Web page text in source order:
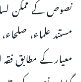
نصوص کے ممکن
مستند علماء،
معیار کے مطابق